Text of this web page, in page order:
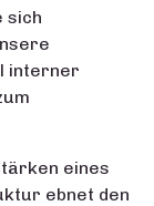
sich
interner
eines
ebnet den